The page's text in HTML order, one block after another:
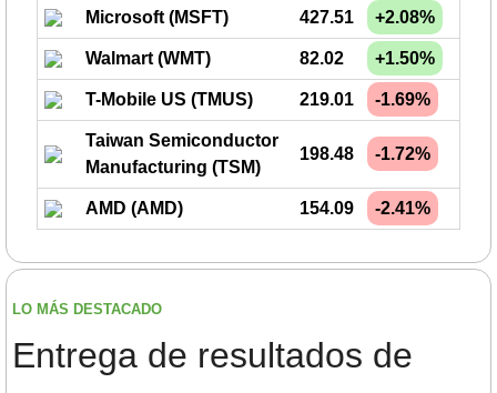
Microsoft (MSFT) 427.51 +2.08%
Walmart (WMT) 82.02 +1.50%
T-Mobile US (TMUS) 219.01 -1.69%
Taiwan Semiconductor
Manufacturing (TSM)
198.48 -1.72%
AMD (AMD) 154.09 -2.41%
LO MÁS DESTACADO
Entrega de resultados de